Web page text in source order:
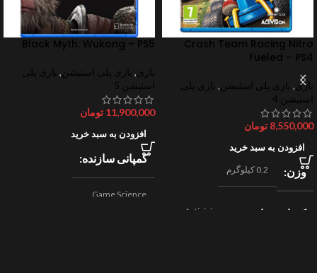
Crash Team Racing Nitro
Fueled – PS4
بازی, بازی پلی استیشن , بازی پلی
استیشن 4
8,550,000 تومان
افزودن به سبد خرید
وزن 0.2 کیلوگرم
کمپانی سازنده
Activision
Black Myth: Wukong – PS5
بازی, بازی پلی استیشن , بازی پلی
استیشن 5
11,900,000 تومان
افزودن به سبد خرید
کمپانی سازنده
Game Science